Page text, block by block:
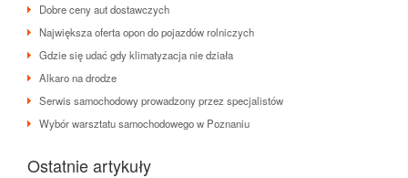
Dobre ceny aut dostawczych
Największa oferta opon do pojazdów rolniczych
Gdzie się udać gdy klimatyzacja nie działa
Alkaro na drodze
Serwis samochodowy prowadzony przez specjalistów
Wybór warsztatu samochodowego w Poznaniu
Ostatnie artykuły